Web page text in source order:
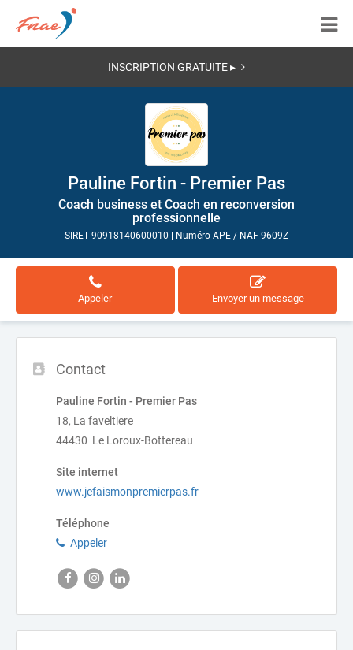
INSCRIPTION GRATUITE ▸
Pauline Fortin - Premier Pas
Coach business et Coach en reconversion
professionnelle
SIRET 90918140600010 Numéro APE / NAF 9609Z
Appeler Envoyer un message
Contact
Pauline Fortin - Premier Pas
18, La faveltiere
44430 Le Loroux-Bottereau
Site internet
www.jefaismonpremierpas.fr
Téléphone
Appeler